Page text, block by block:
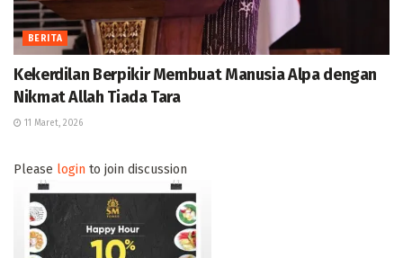
BERITA
Kekerdilan Berpikir Membuat Manusia Alpa dengan
Nikmat Allah Tiada Tara
11 Maret, 2026
Please login to join discussion